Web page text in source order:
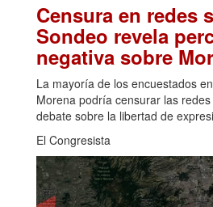
Censura en redes
Sondeo revela
negativa sobre
La mayoría de los encuestados
Morena podría censurar las
debate sobre la libertad de
El Congresista